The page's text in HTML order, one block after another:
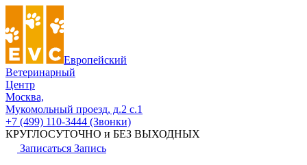
Европейский
Ветеринарный
Центр
Москва,
Мукомольный проезд, д.2 с.1
+7 (499) 110-3444 (Звонки)
КРУГЛОСУТОЧНО и БЕЗ ВЫХОДНЫХ
Записаться Запись